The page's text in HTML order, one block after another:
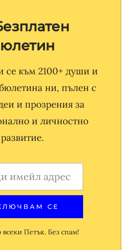
се към 2100+ души и
ни, пълен с
и прозрения за
и личностно
развитие.
всеки Петък. Без спам!